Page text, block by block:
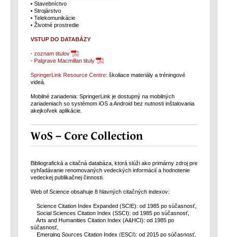
• Stavebníctvo
• Strojárstvo
• Telekomunikácie
• Životné prostredie
VSTUP DO DATABÁZY
- zoznam titulov
- Palgrave Macmillan tituly
SpringerLink Resource Centre: školiace materiály a tréningové
videá.
Mobilné zariadenia: SpringerLink je dostupný na mobilných
zariadeniach so systémom iOS a Android bez nutnosti inštalovania
akejkoľvek aplikácie.
WoS – Core Collection
Bibliografická a citačná databáza, ktorá slúži ako primárny zdroj pre
vyhľadávanie renomovaných vedeckých informácií a hodnotenie
vedeckej publikačnej činnosti.
Web of Science obsahuje 8 hlavných citačných indexov:
Science Citation Index Expanded (SCIE): od 1985 po súčasnosť,
Social Sciences Citation Index (SSCI): od 1985 po súčasnosť,
Arts and Humanities Citation Index (A&HCI): od 1985 po
súčasnosť,
Emerging Sources Citation Index (ESCI): od 2015 po súčasnosť,